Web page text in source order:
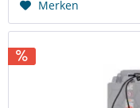
Merken